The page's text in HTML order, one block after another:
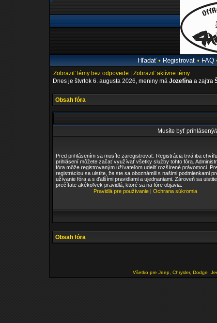
Hľadať• Registrovať• FAQ
Zobraziť témy bez odpovede
Zobraziť aktívne témy
Dnes je štvrtok 6. augusta 2026, meniny má Jozefína a zajtra
Obsah fóra
Musíte byť
Pred prihlásením sa musíte zaregistrovať. Registrácia trvá iba
prihlásení môžete začať využívať všetky služby tohto fóra.
fóra môže registrovaným užívateľom udeliť rozšírené právomoci.
registráciou sa uistite, že ste sa oboznámili s našimi podmienkami
užívanie fóra a s ďalšími pravidlami a ujednaniami. Zároveň sa
prečítate akékoľvek pravidlá, ktoré sa na fóre objavia.
Pravidlá pre používanie| Ochrana súkromia
Obsah fóra
Všetko pre Jeep, Chrysler, Dodge